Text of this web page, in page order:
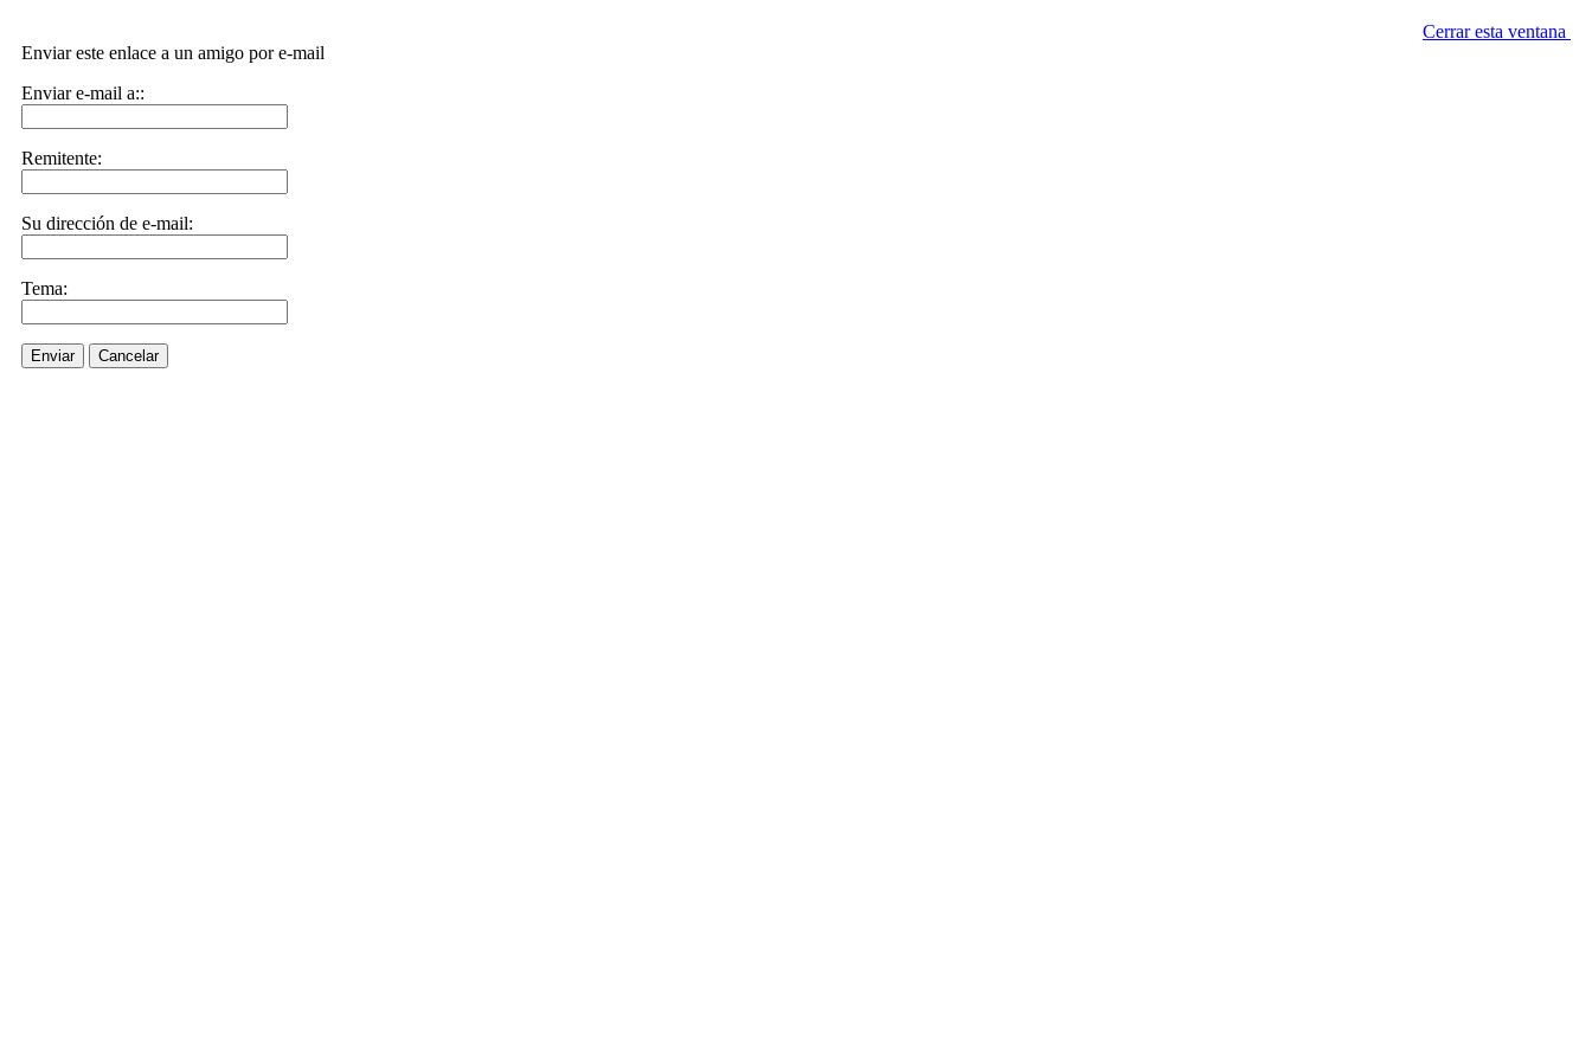
Cerrar esta ventana
Enviar este enlace a un amigo por e-mail
Enviar e-mail a::
Remitente:
Su dirección de e-mail:
Tema:
Enviar Cancelar